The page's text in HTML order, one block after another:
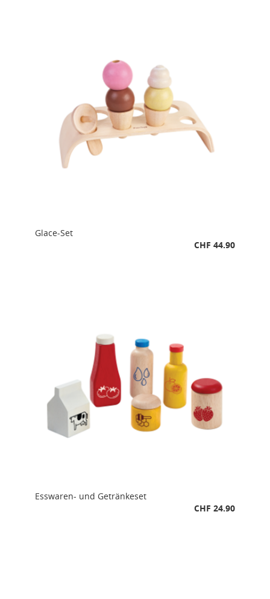
Glace-Set
CHF 44.90
Esswaren- und Getränkeset
CHF 24.90